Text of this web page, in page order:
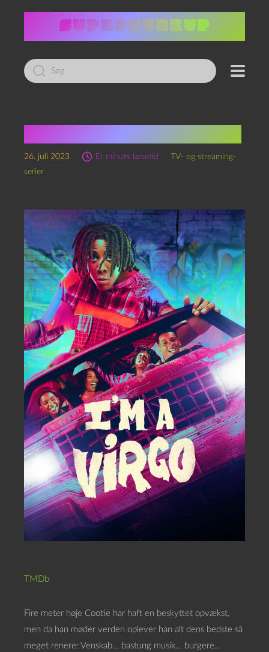
Led
efter:
26. juli 2023 Et minuts læsetid
TV- og streaming-
serier
TMDb
Fire meter høje Cootie har haft en beskyttet opvækst,
men da han møder verden oplever han alt dens bedste så
meget renere: Venskab… bastung musik… burgere…